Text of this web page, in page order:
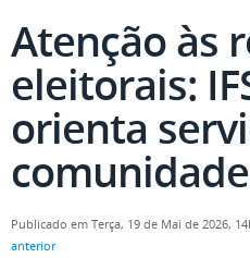
Atenção às
eleitorais:
orienta
Publicado em Terça, 19 de Mai de 2026,
anterior